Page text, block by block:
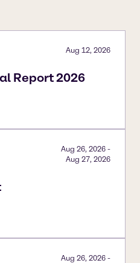
Report 2026
Aug 12, 2026
Aug 26, 2026 -
Aug 27, 2026
Aug 26, 2026 -